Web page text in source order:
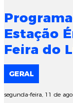
Estação
Feira do
GERAL
segunda-feira, 11 de